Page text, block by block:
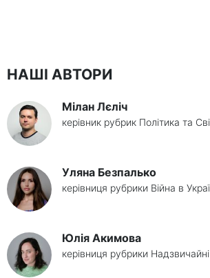
НАШІ АВТОРИ
Мілан Лєліч
керівник рубрик Політика та
Уляна Безпалько
керівниця рубрики Війна в
Юлія Акимова
керівниця рубрики Надзвичайні